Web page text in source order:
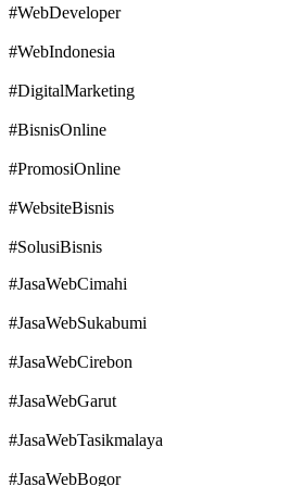
#WebDeveloper
#WebIndonesia
#DigitalMarketing
#BisnisOnline
#PromosiOnline
#WebsiteBisnis
#SolusiBisnis
#JasaWebCimahi
#JasaWebSukabumi
#JasaWebCirebon
#JasaWebGarut
#JasaWebTasikmalaya
#JasaWebBogor